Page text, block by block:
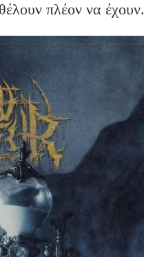
πλέον να έχουν.